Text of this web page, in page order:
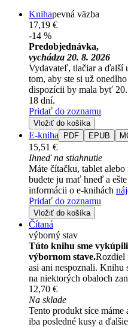
Knihapevná väzba
17,19 €
-14 %
Predobjednávka,
vychádza 20. 8. 2026
Vydavateľ, tlačiar a ďalší
tom, aby ste si už
dispozícii by mala byť
18 dní.
Pridať do zoznamu
Vložiť do košíka
E-kniha PDF EPUB
15,51 €
Ihneď na stiahnutie
Máte čítačku, tablet
budete ju mať hneď a
informácii o e-knihách
Pridať do zoznamu
Vložiť do košíka
Čítaná
výborný stav
Túto knihu sme vykúpili
výbornom stave.Rozdiel
asi ani nespoznali. Knihu
na niektorých obaloch
12,70 €
Na sklade
Tento produkt síce máme
iba posledné kusy a